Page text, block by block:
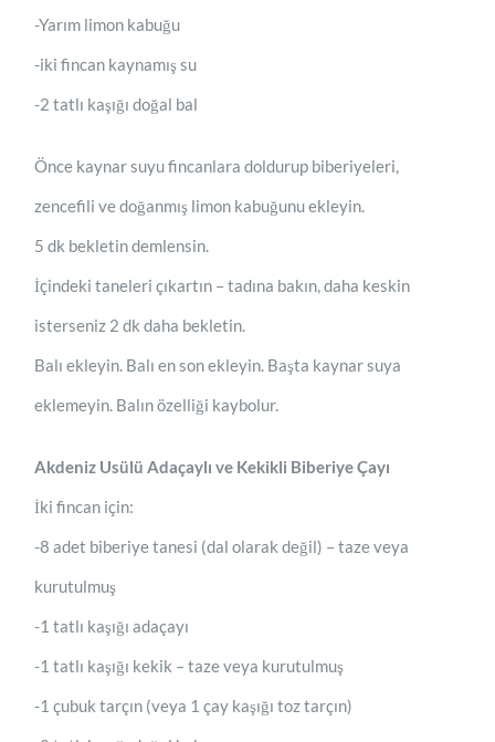
-Yarım limon kabuğu
-iki fincan kaynamış su
-2 tatlı kaşığı doğal bal
Önce kaynar suyu fincanlara doldurup biberiyeleri,
zencefili ve doğanmış limon kabuğunu ekleyin.
5 dk bekletin demlensin.
İçindeki taneleri çıkartın – tadına bakın, daha keskin
isterseniz 2 dk daha bekletin.
Balı ekleyin. Balı en son ekleyin. Başta kaynar suya
eklemeyin. Balın özelliği kaybolur.
Akdeniz Usülü Adaçaylı ve Kekikli Biberiye Çayı
İki fincan için:
-8 adet biberiye tanesi (dal olarak değil) – taze veya
kurutulmuş
-1 tatlı kaşığı adaçayı
-1 tatlı kaşığı kekik – taze veya kurutulmuş
-1 çubuk tarçın (veya 1 çay kaşığı toz tarçın)